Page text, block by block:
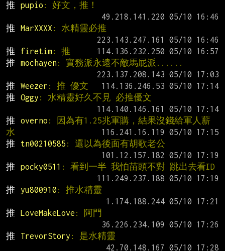
推
pupio : 好文，推！
推
MarXXXX : 水精靈必推
推
firetim: 推
推
mochayen: 實務派永遠不敵馬屁派......
推
Weezer : 推 優文
推
Oggy : 水精靈好久不見 必推優文
推
overno : 因為有1.25兆軍購，結果沒錢給軍人薪
水
推
tn00210585 : 還以為後面有胡歌老公
推
pocky0511 : 看到一半 我怕苗頭不對 跳出去看ID
推
yu800910 : 推水精靈
推
LoveMakeLove : 阿門
推
TrevorStory : 是水精靈